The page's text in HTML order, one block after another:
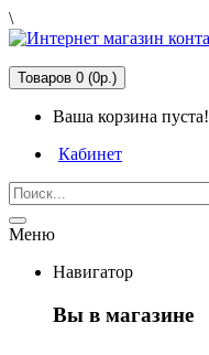
\
Товаров 0 (0р.)
Ваша корзина пуста!
Кабинет
Меню
Навигатор
Вы в магазине